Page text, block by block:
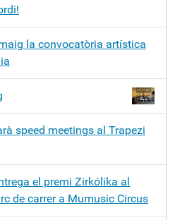
la convocatòria artística
speed meetings al Trapezi
el premi Zirkólika al
de carrer a Mumusic Circus